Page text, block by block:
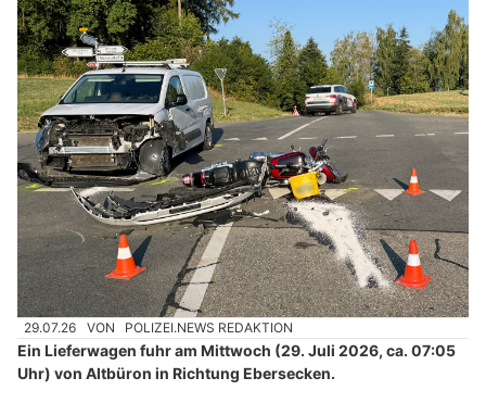
29.07.26 VON POLIZEI.NEWS REDAKTION
Ein Lieferwagen fuhr am Mittwoch (29. Juli 2026, ca. 07:05
Uhr) von Altbüron in Richtung Ebersecken.